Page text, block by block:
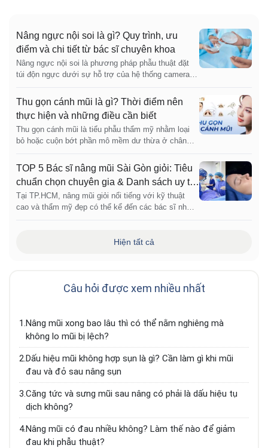
Nâng ngực nội soi là gì? Quy trình, ưu
điểm và chi tiết từ bác sĩ chuyên khoa
Nâng ngực nội soi là phương pháp phẫu thuật đặt
túi độn ngực dưới sự hỗ trợ của hệ thống camera
tách chính xác, cầm máu tốt và đặt túi đúng vị trí
Thu gọn cánh mũi là gì? Thời điểm nên
thực hiện và những điều cần biết
Thu gọn cánh mũi là tiểu phẫu thẩm mỹ nhằm loại
bỏ hoặc cuộn bớt phần mô mềm dư thừa ở chân
TOP 5 Bác sĩ nâng mũi Sài Gòn giỏi: Tiêu
chuẩn chọn chuyên gia & Danh sách uy tín
2026
Tại TP.HCM, nâng mũi giỏi nổi tiếng với kỹ thuật
cao và thẩm mỹ đẹp có thể kể đến các bác sĩ như
Bệnh viện Thẩm mỹ Kangnam Sài Gòn, nổi tiếng
lực dương, đảm bảo an toàn và dáng mũi bền vững
Hiện tất cả
Câu hỏi được xem nhiều nhất
1.Nâng mũi xong bao lâu thì có thể nằm nghiêng mà
không lo mũi bị lệch?
2.Dấu hiệu mũi không hợp sụn là gì? Cần làm gì khi mũi
đau và đỏ sau nâng sụn
3.Căng tức và sưng mũi sau nâng có phải là dấu hiệu tụ
dịch không?
4.Nâng mũi có đau nhiều không? Làm thế nào để giảm
đau khi phẫu thuật?